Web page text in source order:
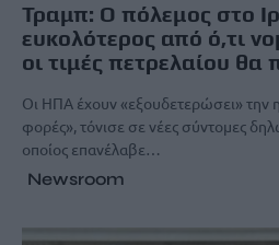
Τραμπ: Ο πόλεμος στο
ευκολότερος από ό,τι
οι τιμές πετρελαίου θα
Οι ΗΠΑ έχουν «εξουδετερώσει» την
φορές», τόνισε σε νέες σύντομες
οποίος επανέλαβε…
Newsroom